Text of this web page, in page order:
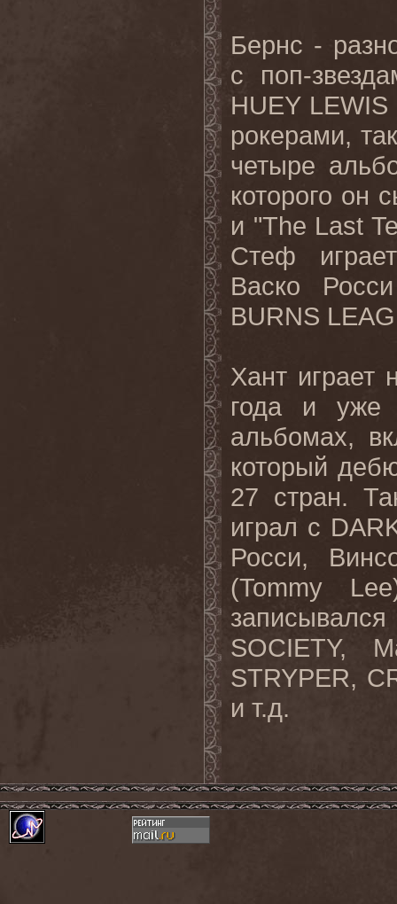
Бернс -
с поп-
HUEY
рокерами,
четыре
которого он
и "The Last
Стеф
Васко
BURNS
Хант играет
года и уже
альбомах,
который
27 стран.
играл с
Росси,
(Tommy
SOCIETY,
STRYPER,
и т.д.